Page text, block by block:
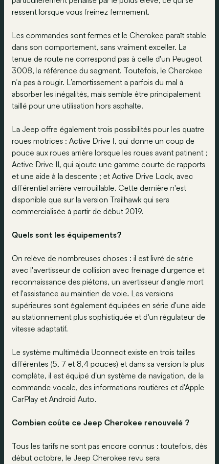
ressent lorsque vous freinez fermement.
Les commandes sont fermes et le Cherokee paraît stable
dans son comportement, sans vraiment exceller. La
tenue de route ne correspond pas à celle d'un Peugeot
3008, la référence du segment. Toutefois, le Cherokee
n'a pas à rougir. L’amortissement a parfois du mal à
absorber les inégalités, mais semble être principalement
taillé pour une utilisation hors asphalte.
La Jeep offre également trois possibilités pour les quatre
roues motrices : Active Drive I, qui donne un coup de
pouce aux roues arrière lorsque les roues avant patinent ;
Active Drive II, qui ajoute une gamme courte de rapports
et une aide à la descente ; et Active Drive Lock, avec
différentiel arrière verrouillable. Cette dernière n'est
disponible que sur la version Trailhawk qui sera
commercialisée à partir de début 2019.
Quels sont les équipements?
On relève de nombreuses choses : il est livré de série
avec l'avertisseur de collision avec freinage d'urgence et
reconnaissance des piétons, un avertisseur d'angle mort
et l'assistance au maintien de voie. Les versions
supérieures sont également équipées en série d'une aide
au stationnement plus sophistiquée et d'un régulateur de
vitesse adaptatif.
Le système multimédia Uconnect existe en trois tailles
différentes (5, 7 et 8,4 pouces) et dans sa version la plus
complète, il est équipé d'un système de navigation, de la
commande vocale, des informations routières et d'Apple
CarPlay et Android Auto.
Combien coûte ce Jeep Cherokee renouvelé ?
Tous les tarifs ne sont pas encore connus : toutefois, dès
début octobre, le Jeep Cherokee revu sera